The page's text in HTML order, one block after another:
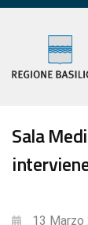
Sala
13 Marzo